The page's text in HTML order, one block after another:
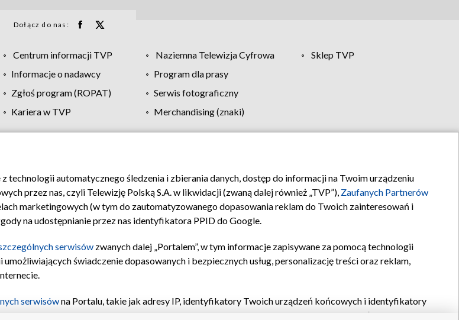
Dołącz do nas:
Centrum informacji TVP Naziemna Telewizja Cyfrowa
Sklep TVP
Informacje o nadawcy
Program dla prasy
Zgłoś program (ROPAT)
Serwis fotograficzny
Kariera w TVP
Merchandising (znaki)
Moje zgody Pomoc Biuro reklamy Kontakt
automatycznego śledzenia i zbierania danych, dostęp do informacji na Twoim urządzeniu
przez nas, czyli Telewizję Polską S.A. w likwidacji (zwaną dalej również „TVP”), Zaufanych Partnerów
marketingowych (w tym do zautomatyzowanego dopasowania reklam do Twoich zainteresowań i
na udostępnianie przez nas identyfikatora PPID do Google.
serwisów zwanych dalej „Portalem”, w tym informacje zapisywane za pomocą technologii
świadczenie dopasowanych i bezpiecznych usług, personalizację treści oraz reklam,
serwisówna Portalu, takie jak adresy IP, identyfikatory Twoich urządzeń końcowych i identyfikatory
oraz pozostałych